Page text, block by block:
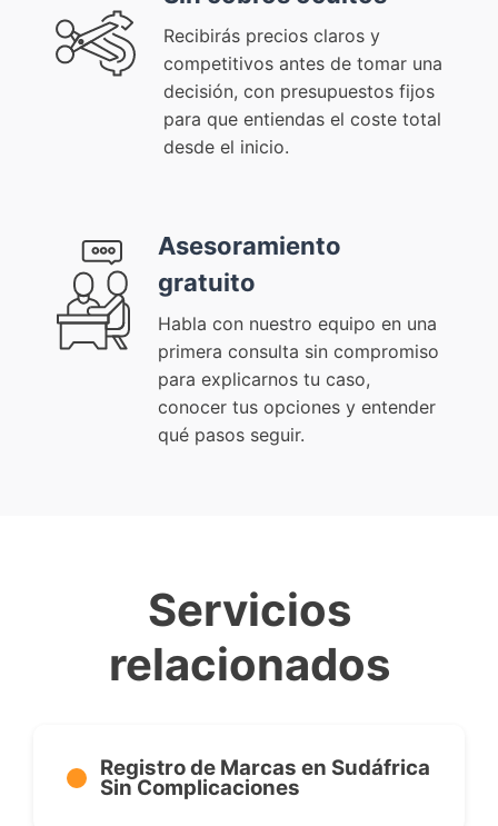
Recibirás precios claros y
competitivos antes de tomar una
decisión, con presupuestos fijos
para que entiendas el coste total
desde el inicio.
Asesoramiento
gratuito
Habla con nuestro equipo en una
primera consulta sin compromiso
para explicarnos tu caso,
conocer tus opciones y entender
qué pasos seguir.
Servicios
relacionados
Registro de Marcas en Sudáfrica
Sin Complicaciones